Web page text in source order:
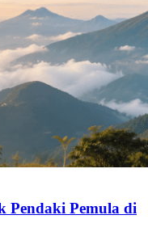
Pendaki Pemula di